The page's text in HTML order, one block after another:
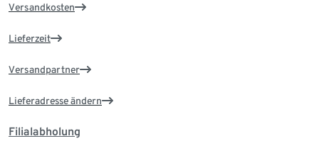
Versandkosten
Lieferzeit
Versandpartner
Lieferadresse ändern
Filialabholung